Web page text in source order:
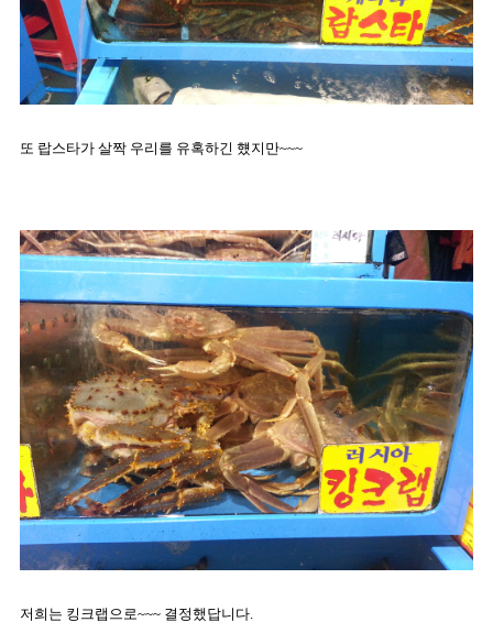
또 랍스타가 살짝 우리를 유혹하긴 헀지만~~~
저희는 킹크랩으로~~~ 결정했답니다.